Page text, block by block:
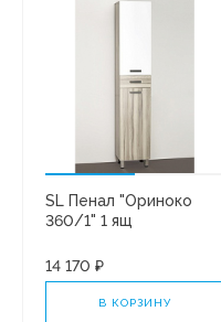
SL Пенал "Ориноко
360/1" 1 ящ
14 170 ₽
В КОРЗИНУ